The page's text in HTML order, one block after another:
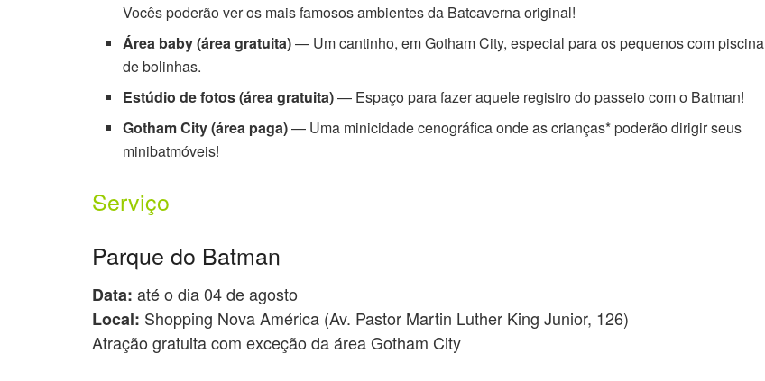
Vocês poderão ver os mais famosos ambientes da Batcaverna original!
Área baby (área gratuita)— Um cantinho, em Gotham City, especial para os pequenos com piscina
de bolinhas.
Estúdio de fotos (área gratuita)— Espaço para fazer aquele registro do passeio com o Batman!
Gotham City (área paga)— Uma minicidade cenográfica onde as crianças* poderão dirigir seus
minibatmóveis!
Serviço
Parque do Batman
Data: até o dia 04 de agosto
Local: Shopping Nova América (Av. Pastor Martin Luther King Junior, 126)
Atração gratuita com exceção da área Gotham City